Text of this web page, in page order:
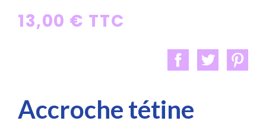
13,00 € TTC
Accroche tétine